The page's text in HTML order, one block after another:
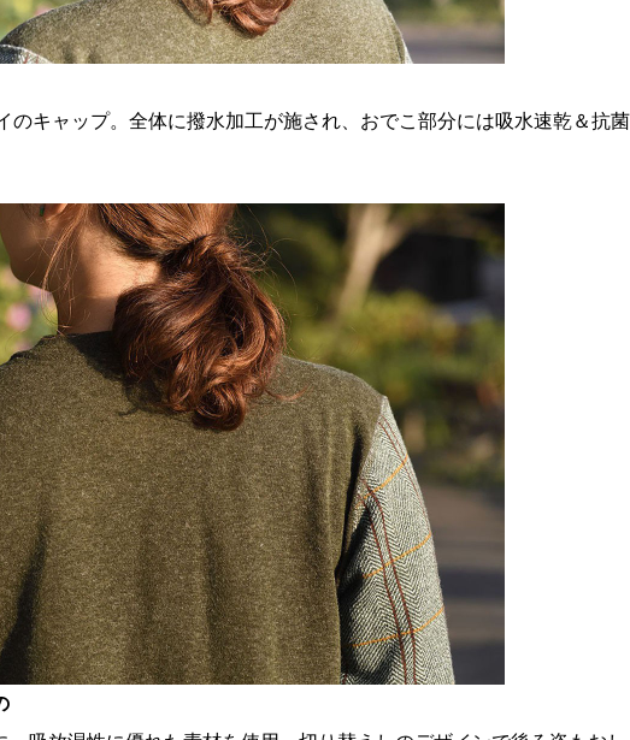
のキャップ。全体に撥水加工が施され、おでこ部分には吸水速乾＆抗菌